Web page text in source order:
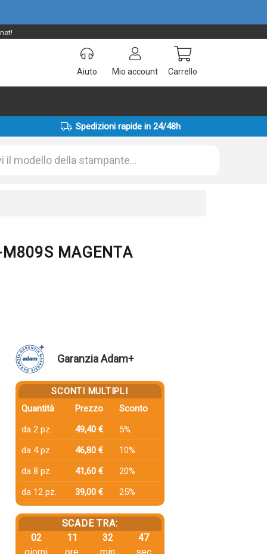
Aiuto Mio account Carrello
Spedizioni rapide in 24/48h
MAGENTA
Garanzia Adam+
SCONTI MULTIPLI
Quantità
Prezzo
Sconto
da 2 pz.
49,40 €
5%
da 4 pz.
46,80 €
10%
da 8 pz.
41,60 €
20%
da 12 pz.
39,00 € 25%
SCADE TRA:
02
giorni
11
ore
32
min
46
sec